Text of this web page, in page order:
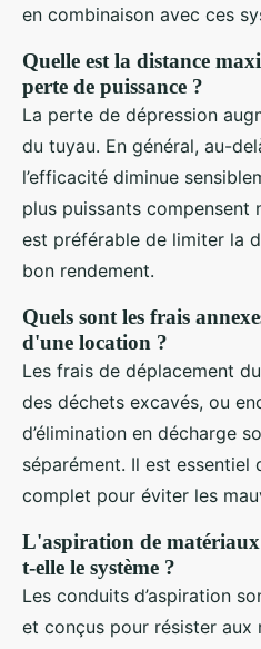
en combinaison avec ces
Quelle est la distance
perte de puissance ?
La perte de dépression
du tuyau. En général, au-
l’efficacité diminue
plus puissants
est préférable de limiter la
bon rendement.
Quels sont les frais
d'une location ?
Les frais de déplacement
des déchets excavés, ou
d’élimination en décharge
séparément. Il est essentiel
complet pour éviter les
L'aspiration de
t-elle le système ?
Les conduits d’aspiration
et conçus pour résister aux